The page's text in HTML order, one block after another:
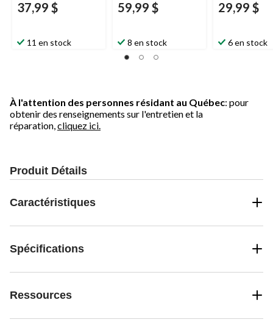
37,99 $
11 en stock
59,99 $
8 en stock
29,99 $
6 en stock
À l'attention des personnes résidant au Québec: pour
obtenir des renseignements sur l'entretien et la
réparation, cliquez ici.
Produit Détails
Caractéristiques
Spécifications
Ressources